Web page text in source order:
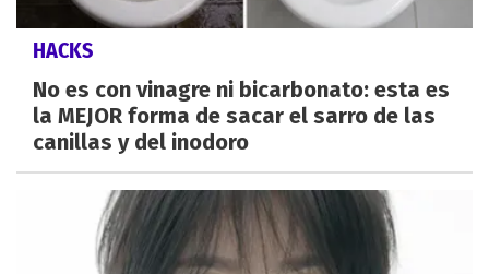
HACKS
No es con vinagre ni bicarbonato: esta es
la MEJOR forma de sacar el sarro de las
canillas y del inodoro